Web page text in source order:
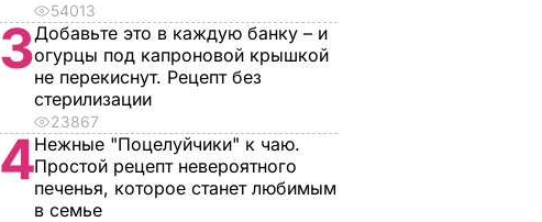
54013
3Добавьте это в каждую банку – и
огурцы под капроновой крышкой
не перекиснут. Рецепт без
стерилизации
23867
4Нежные "Поцелуйчики" к чаю.
Простой рецепт невероятного
печенья, которое станет любимым
в семье